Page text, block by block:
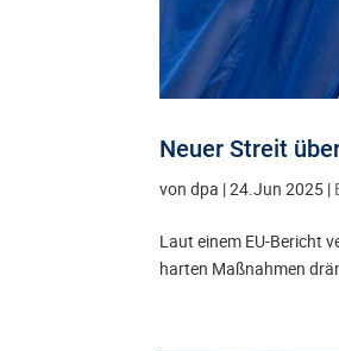
Neuer Streit
vondpa |24.Jun 2025 |
Laut einem EU-Bericht
harten Maßnahmen